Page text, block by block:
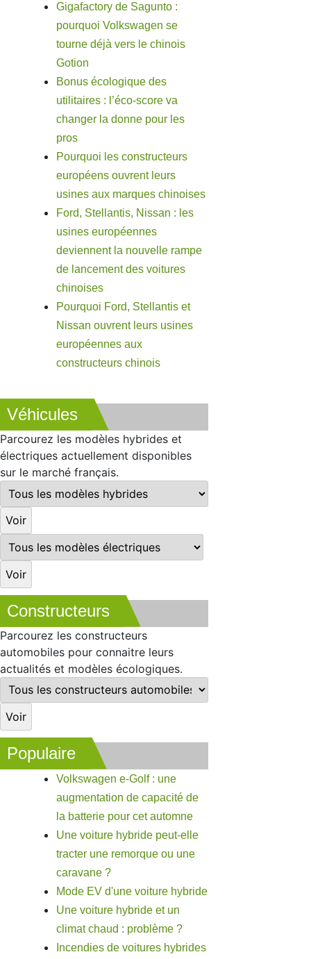
Gigafactory de Sagunto :
pourquoi Volkswagen se
tourne déjà vers le chinois
Gotion
Bonus écologique des
utilitaires : l’éco-score va
changer la donne pour les
pros
Pourquoi les constructeurs
européens ouvrent leurs
usines aux marques chinoises
Ford, Stellantis, Nissan : les
usines européennes
deviennent la nouvelle rampe
de lancement des voitures
chinoises
Pourquoi Ford, Stellantis et
Nissan ouvrent leurs usines
européennes aux
constructeurs chinois
Véhicules
Parcourez les modèles hybrides et
électriques actuellement disponibles
sur le marché français.
Constructeurs
Parcourez les constructeurs
automobiles pour connaitre leurs
actualités et modèles écologiques.
Populaire
Volkswagen e-Golf : une
augmentation de capacité de
la batterie pour cet automne
Une voiture hybride peut-elle
tracter une remorque ou une
caravane ?
Mode EV d'une voiture hybride
Une voiture hybride et un
climat chaud : problème ?
Incendies de voitures hybrides